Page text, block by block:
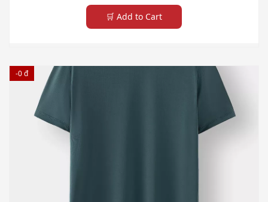
🛒 Add to Cart
-0 đ